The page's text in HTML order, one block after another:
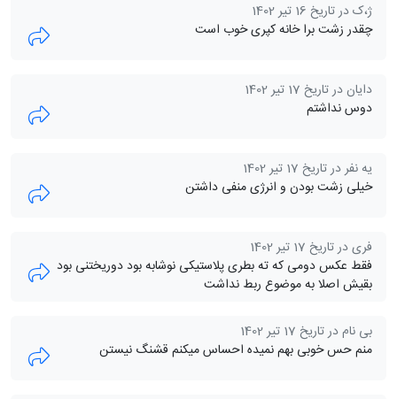
ژ،ک در تاریخ 16 تیر 1402
چقدر زشت برا خانه کپری خوب است
دایان در تاریخ 17 تیر 1402
دوس نداشتم
یه نفر در تاریخ 17 تیر 1402
خیلی زشت بودن و انرژی منفی داشتن
فری در تاریخ 17 تیر 1402
فقط عکس دومی که ته بطری پلاستیکی نوشابه بود دوریختنی بود
بقیش اصلا به موضوع ربط نداشت
بی نام در تاریخ 17 تیر 1402
منم حس خوبی بهم نمیده احساس میکنم قشنگ نیستن